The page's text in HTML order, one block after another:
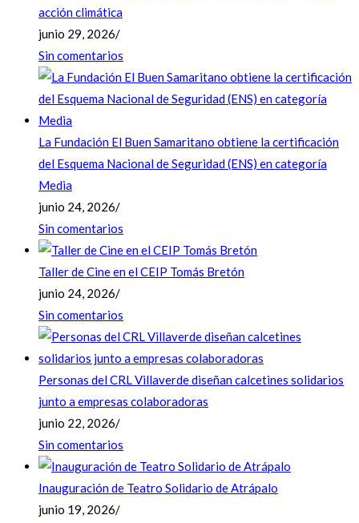
acción climática
junio 29, 2026/
Sin comentarios
La Fundación El Buen Samaritano obtiene la certificación
del Esquema Nacional de Seguridad (ENS) en categoría
Media
junio 24, 2026/
Sin comentarios
Taller de Cine en el CEIP Tomás Bretón
junio 24, 2026/
Sin comentarios
Personas del CRL Villaverde diseñan calcetines solidarios
junto a empresas colaboradoras
junio 22, 2026/
Sin comentarios
Inauguración de Teatro Solidario de Atrápalo
junio 19, 2026/